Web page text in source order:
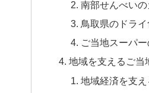
南部せんべい
鳥取県のドライ
ご当地スーパ
地域を支えるご当
地域経済を支